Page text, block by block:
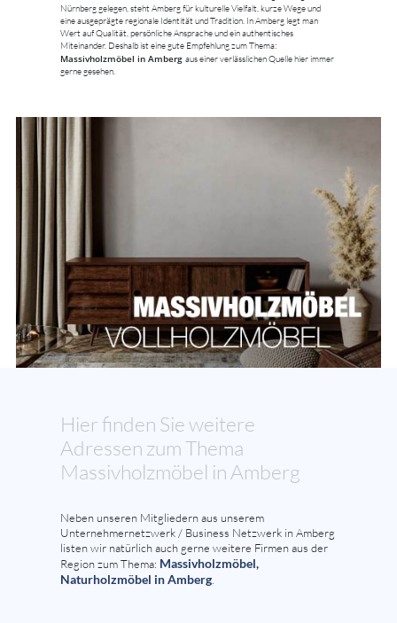
Nürnberg gelegen, steht Amberg für kulturelle Vielfalt, kurze Wege und
eine ausgeprägte regionale Identität und Tradition. In Amberg legt man
Wert auf Qualität, persönliche Ansprache und ein authentisches
Miteinander. Deshalb ist eine gute Empfehlung zum Thema:
Massivholzmöbel in Amberg aus einer verlässlichen Quelle hier immer
gerne gesehen.
Hier finden Sie weitere
Adressen zum Thema
Massivholzmöbel in Amberg
Neben unseren Mitgliedern aus unserem
Unternehmernetzwerk / Business Netzwerk in Amberg
listen wir natürlich auch gerne weitere Firmen aus der
Region zum Thema: Massivholzmöbel,
Naturholzmöbel in Amberg